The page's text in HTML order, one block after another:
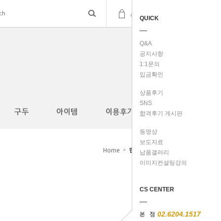
QUICK
Q&A
공지사항
1:1문의
입금확인
상품후기
SNS
합격후기 게시판
동영상
보도자료
납품갤러리
이미지컨설팅강의
CS CENTER
본 점 02.6204.1517
cart(0)
구두 아이템 이용후기
Home > 면접정장